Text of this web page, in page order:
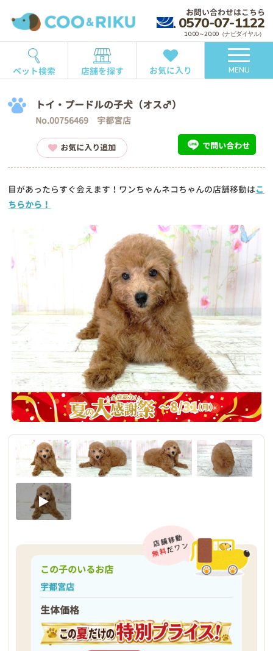
お問い合わせはこちら
0570-07-1122
10:00～20:00（ナビダイヤル）
ペット検索 店舗を探す お気に入り MENU
トイ・プードルの子犬（オス♂）
No.00756469 宇都宮店
お気に入り追加 で問い合わせ
目があったらすぐ会えます！ワンちゃんネコちゃんの店舗移動はこ
ちらから！
この子のいるお店
宇都宮店
生体価格